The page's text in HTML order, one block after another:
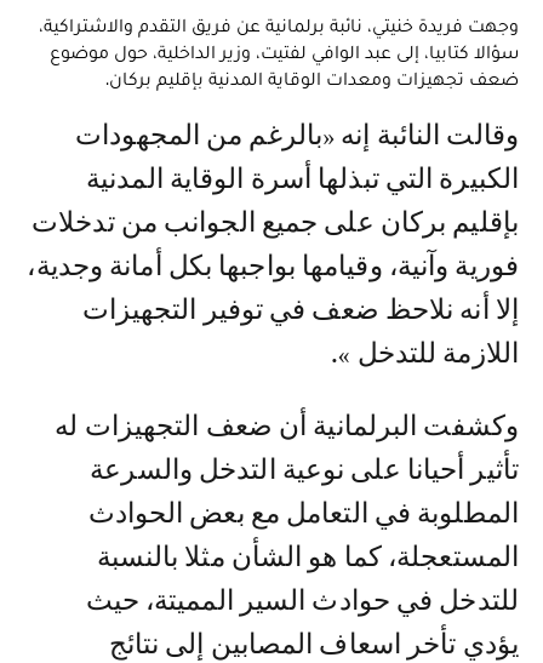
وجهت فريدة خنيتي، نائبة برلمانية عن فريق التقدم والاشتراكية،
سؤالا كتابيا، إلى عبد الوافي لفتيت، وزير الداخلية، حول موضوع
ضعف تجهيزات ومعدات الوقاية المدنية بإقليم بركان.
وقالت النائبة إنه «بالرغم من المجهودات
الكبيرة التي تبذلها أسرة الوقاية المدنية
بإقليم بركان على جميع الجوانب من تدخلات
فورية وآنية، وقيامها بواجبها بكل أمانة وجدية،
إلا أنه نلاحظ ضعف في توفير التجهيزات
اللازمة للتدخل ».
وكشفت البرلمانية أن ضعف التجهيزات له
تأثير أحيانا على نوعية التدخل والسرعة
المطلوبة في التعامل مع بعض الحوادث
المستعجلة، كما هو الشأن مثلا بالنسبة
للتدخل في حوادث السير المميتة، حيث
يؤدي تأخر اسعاف المصابين إلى نتائج